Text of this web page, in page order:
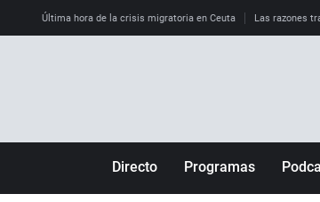
Última hora de la crisis migratoria en Ceuta Las razones
Directo Programas